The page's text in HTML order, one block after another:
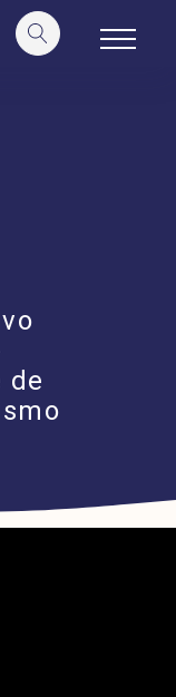
de